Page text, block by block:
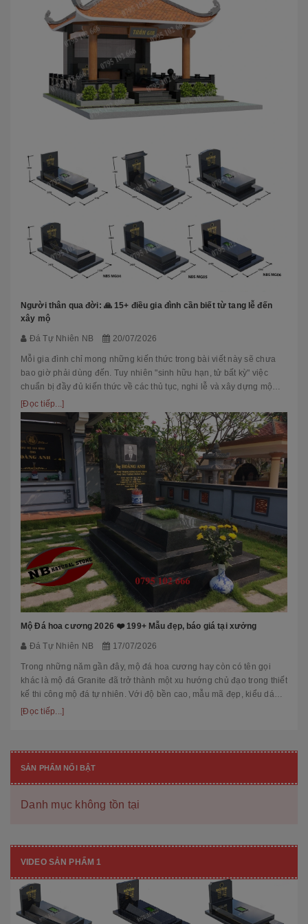
Người thân qua đời: 🙏 15+ điều gia đình cần biết từ tang lễ đến
xây mộ
Đá Tự Nhiên NB 20/07/2026
Mỗi gia đình chỉ mong những kiến thức trong bài viết này sẽ chưa
bao giờ phải dùng đến. Tuy nhiên "sinh hữu hạn, tử bất kỳ" việc
chuẩn bị đầy đủ kiến thức về các thủ tục, nghi lễ và xây dựng mộ
phầ...
[Đọc tiếp...]
Mộ Đá hoa cương 2026 ❤️ 199+ Mẫu đẹp, báo giá tại xưởng
Đá Tự Nhiên NB 17/07/2026
Trong những năm gần đây, mộ đá hoa cương hay còn có tên gọi
khác là mộ đá Granite đã trở thành một xu hướng chủ đạo trong thiết
kế thi công mộ đá tự nhiên. Với độ bền cao, mẫu mã đẹp, kiểu dáng
hiệ...
[Đọc tiếp...]
SẢN PHẨM NỔI BẬT
Danh mục không tồn tại
VIDEO SẢN PHẨM 1